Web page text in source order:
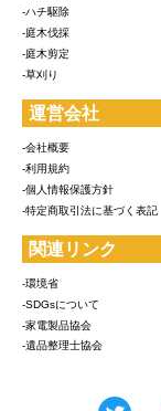
-ハチ駆除
-庭木伐採
-庭木剪定
-草刈り
運営会社
-会社概要
-利用規約
-個人情報保護方針
-特定商取引法に基づく表記
関連リンク
-環境省
-SDGsについて
-家電製品協会
-遺品整理士協会